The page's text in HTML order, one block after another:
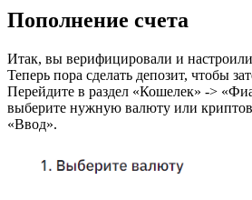
Пополнение счета
Итак, вы верифицировали и
Теперь пора сделать депозит, чтобы
Перейдите в раздел «Кошелек» ->
выберите нужную валюту или
«Ввод».